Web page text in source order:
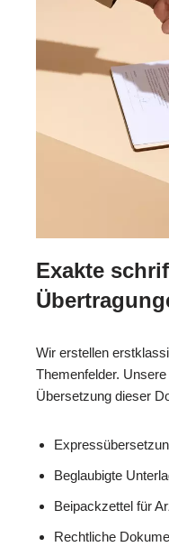
Exakte
Wir erstellen
Themenfelder.
Übersetzung dieser
Beglaubigte
Beipackzettel für
Rechtliche